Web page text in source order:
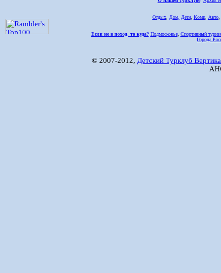
Отдых, Дом, Дети, Комп, Авто,
Если не в поход, то куда? Подмосковье, Спортивный
Города
© 2007-2012, Детский Турклуб